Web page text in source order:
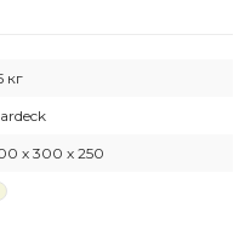
кг
х 300 х 250